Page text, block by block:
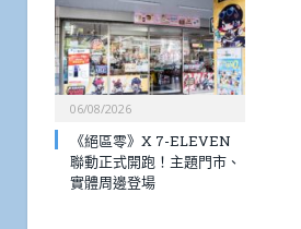
06/08/2026
《絕區零》X 7-ELEVEN
聯動正式開跑！主題門市、
實體周邊登場